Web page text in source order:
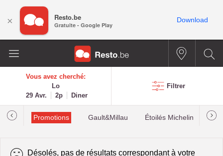
Vous avez cherché:
Lo
29 Avr.
2p Diner
Filtrer
Promotions Gault&Millau Étoilés Michelin
Désolés, pas de résultats correspondant à votre
× Resto.be
Gratuite - Google Play
Download